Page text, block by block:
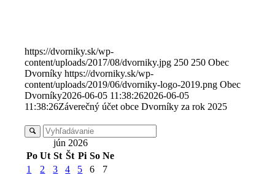
https://dvorniky.sk/wp-
content/uploads/2017/08/dvorniky.jpg 250 250 Obec
Dvorníky https://dvorniky.sk/wp-
content/uploads/2019/06/dvorniky-logo-2019.png Obec
Dvorníky2026-06-05 11:38:262026-06-05
11:38:26Záverečný účet obce Dvorníky za rok 2025
jún 2026
Po Ut St Št Pi So Ne
1
2 3 4 5 6
7